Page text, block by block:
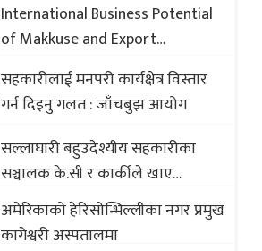
International Business Potential
of Makkuse and Export
Opportunities of Nepali Sweets
with Global Comparison to
Baklava
सहकारीलाई मनपरी कार्यक्षेत्र विस्तार
गर्न दिइनु गलत : जाँचबुझ आयोग
सल्लाघारी बहुउदेश्यीय सहकारीका
सञ्चालक के.सी र कार्कीले खाए
सदस्यको करोडौं बचत
अमेरिकाको हेरिसोन्भिल्लीका नगर प्रमुख
कागेश्वरी अस्पतालमा